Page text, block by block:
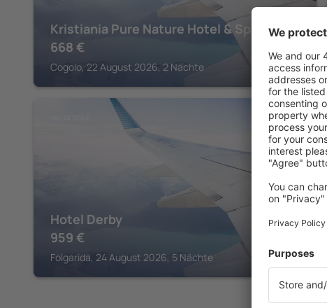
Kristiania Pure Nature Hotel & Spa
668 €
Cogolo, 22 August 2026, 2 Nächte
Hotel Derby
959 €
Folgarida, 24 August 2026, 5 Nächte